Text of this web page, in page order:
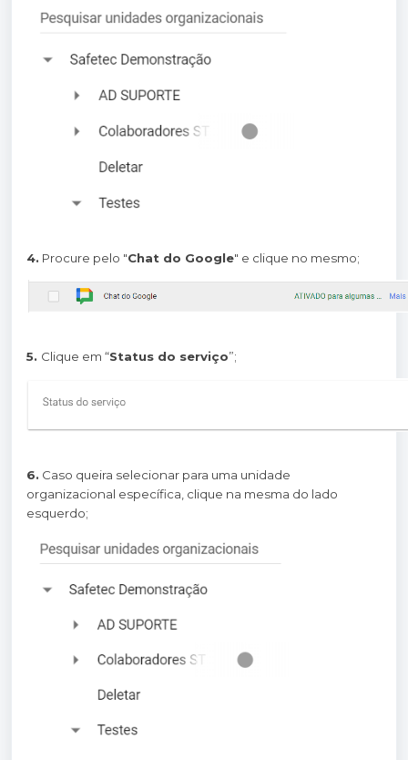
4. Procure pelo "Chat do Google" e clique no mesmo;
5. Clique em “Status do serviço”;
6. Caso queira selecionar para uma unidade
organizacional específica, clique na mesma do lado
esquerdo;